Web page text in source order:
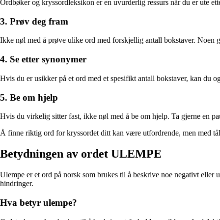
Ordbøker og kryssordleksikon er en uvurderlig ressurs når du er ute
3. Prøv deg fram
Ikke nøl med å prøve ulike ord med forskjellig antall bokstaver. Noen
4. Se etter synonymer
Hvis du er usikker på et ord med et spesifikt antall bokstaver, kan du
5. Be om hjelp
Hvis du virkelig sitter fast, ikke nøl med å be om hjelp. Ta gjerne en
Å finne riktig ord for kryssordet ditt kan være utfordrende, men med
Betydningen av ordet ULEMPE
Ulempe er et ord på norsk som brukes til å beskrive noe negativt
hindringer.
Hva betyr ulempe?